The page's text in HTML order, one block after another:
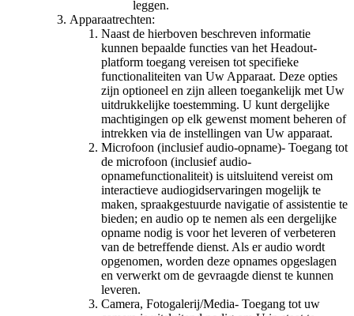
leggen.
Apparaatrechten:
Naast de hierboven beschreven informatie
kunnen bepaalde functies van het Headout-
platform toegang vereisen tot specifieke
functionaliteiten van Uw Apparaat. Deze opties
zijn optioneel en zijn alleen toegankelijk met Uw
uitdrukkelijke toestemming. U kunt dergelijke
machtigingen op elk gewenst moment beheren of
intrekken via de instellingen van Uw apparaat.
Microfoon (inclusief audio-opname)- Toegang tot
de microfoon (inclusief audio-
opnamefunctionaliteit) is uitsluitend vereist om
interactieve audiogidservaringen mogelijk te
maken, spraakgestuurde navigatie of assistentie te
bieden; en audio op te nemen als een dergelijke
opname nodig is voor het leveren of verbeteren
van de betreffende dienst. Als er audio wordt
opgenomen, worden deze opnames opgeslagen
en verwerkt om de gevraagde dienst te kunnen
leveren.
Camera, Fotogalerij/Media- Toegang tot uw